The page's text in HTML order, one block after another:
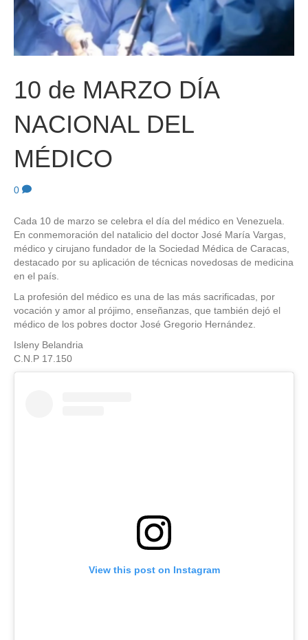
10 de MARZO DÍA
NACIONAL DEL
MÉDICO
0
Cada 10 de marzo se celebra el día del médico en Venezuela.
En conmemoración del natalicio del doctor José María Vargas,
médico y cirujano fundador de la Sociedad Médica de Caracas,
destacado por su aplicación de técnicas novedosas de medicina
en el país.
La profesión del médico es una de las más sacrificadas, por
vocación y amor al prójimo, enseñanzas, que también dejó el
médico de los pobres doctor José Gregorio Hernández.
Isleny Belandria
C.N.P 17.150
View this post on Instagram